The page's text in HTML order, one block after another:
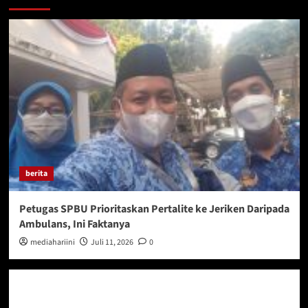
berita
Petugas SPBU Prioritaskan Pertalite ke Jeriken Daripada
Ambulans, Ini Faktanya
mediahariini Juli 11, 2026 0